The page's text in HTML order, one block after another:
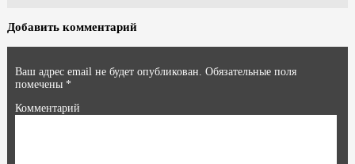
Добавить комментарий
Ваш адрес email не будет опубликован. Обязательные поля
помечены *
Комментарий